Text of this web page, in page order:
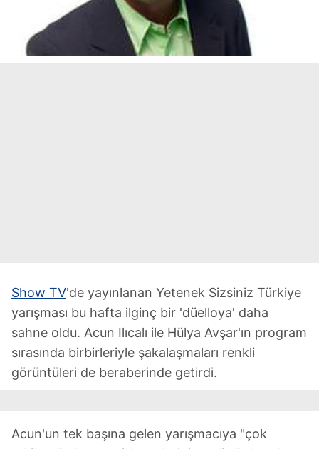
Show TV'de yayınlanan Yetenek Sizsiniz Türkiye
yarışması bu hafta ilginç bir 'düelloya' daha
sahne oldu. Acun Ilıcalı ile Hülya Avşar'ın program
sırasında birbirleriyle şakalaşmaları renkli
görüntüleri de beraberinde getirdi.
Acun'un tek başına gelen yarışmacıya "çok